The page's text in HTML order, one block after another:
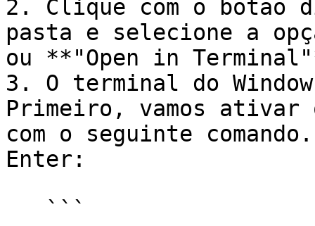
2. Clique com o botão
pasta e selecione a
ou **"Open in
3. O terminal do
Primeiro, vamos
com o seguinte
Enter: